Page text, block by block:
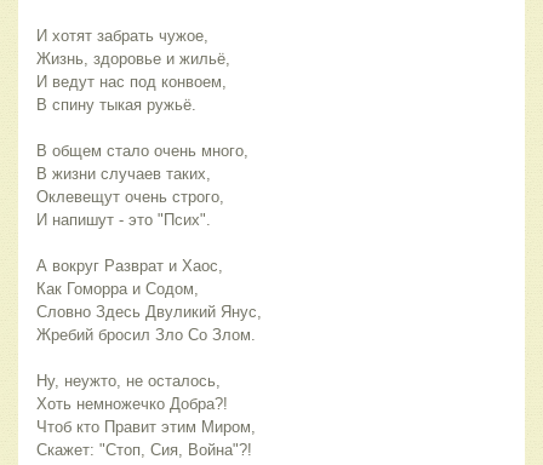
И хотят забрать чужое,
Жизнь, здоровье и жильё,
И ведут нас под конвоем,
В спину тыкая ружьё.
В общем стало очень много,
В жизни случаев таких,
Оклевещут очень строго,
И напишут - это "Псих".
А вокруг Разврат и Хаос,
Как Гоморра и Содом,
Словно Здесь Двуликий Янус,
Жребий бросил Зло Со Злом.
Ну, неужто, не осталось,
Хоть немножечко Добра?!
Чтоб кто Правит этим Миром,
Скажет: "Стоп, Сия, Война"?!